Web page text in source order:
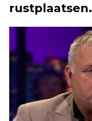
rustplaatsen.